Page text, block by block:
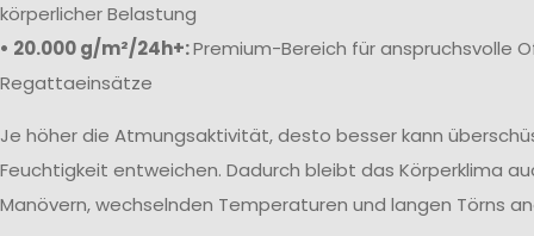
körperlicher Belastung
• 20.000 g/m²/24h+:Premium-Bereich für anspruchsvolle
Regattaeinsätze
Je höher die Atmungsaktivität, desto besser kann
Feuchtigkeit entweichen. Dadurch bleibt das Körperklima
Manövern, wechselnden Temperaturen und langen Törns